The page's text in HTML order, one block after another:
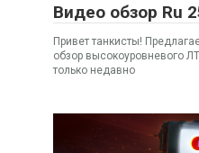
Видео обзор Ru
Привет танкисты!
обзор высокоуровневого
только недавно